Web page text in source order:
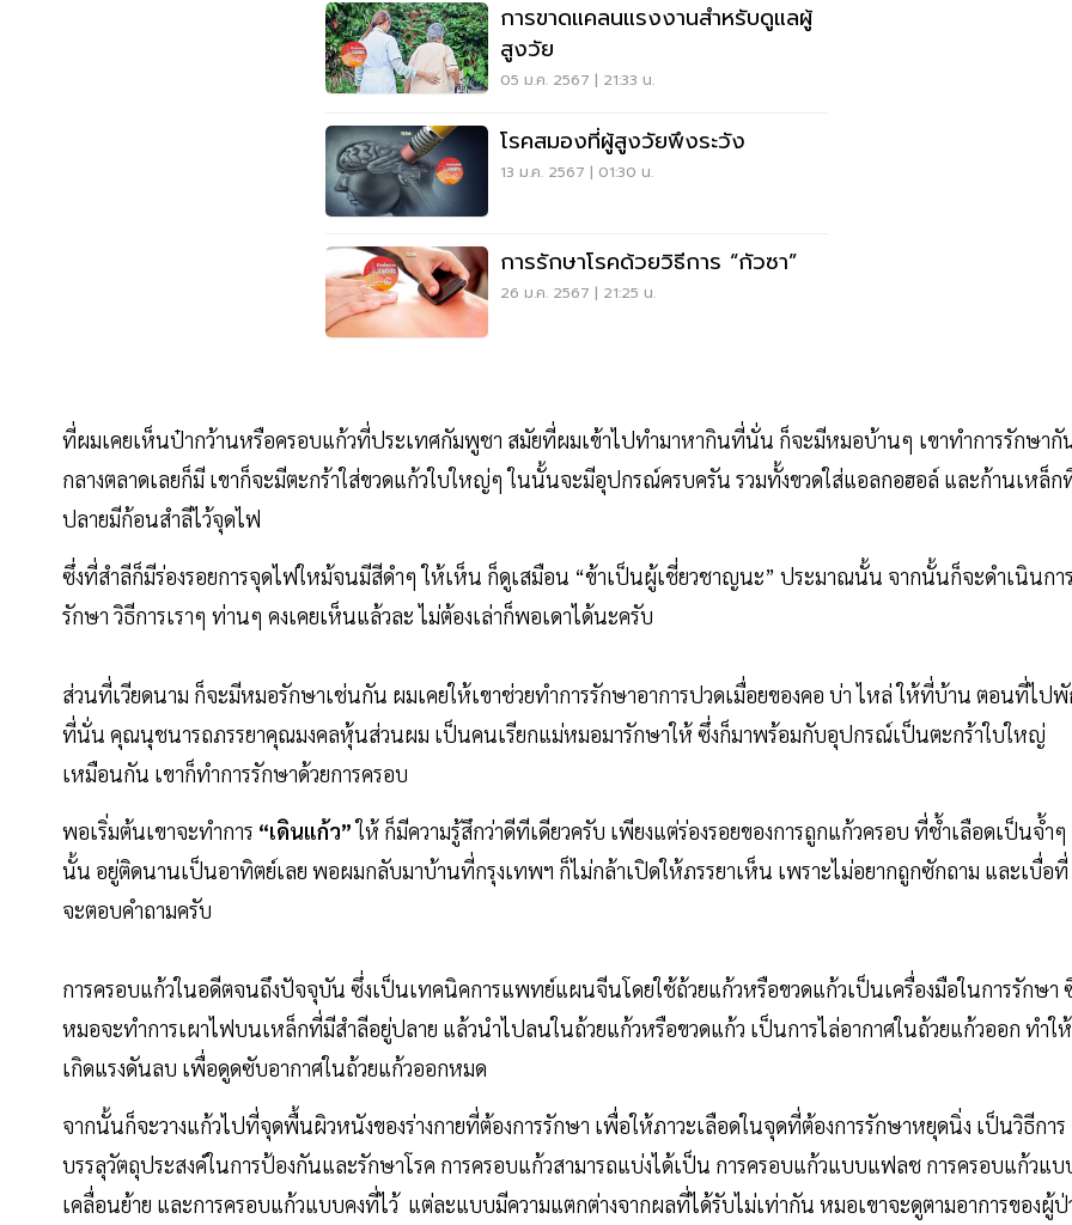
การขาดแคลนแรงงานสำหรับดูแลผู้
สูงวัย
05 ม.ค. 2567 | 21:33 น.
โรคสมองที่ผู้สูงวัยพึงระวัง
13 ม.ค. 2567 | 01:30 น.
การรักษาโรคด้วยวิธีการ “กัวซา”
26 ม.ค. 2567 | 21:25 น.
ที่ผมเคยเห็นป๋ากว้านหรือครอบแก้วที่ประเทศกัมพูชา สมัยที่ผมเข้าไปทำมาหากินที่นั่น ก็จะมีหมอบ้านๆ เขาทำการรักษากั
กลางตลาดเลยก็มี เขาก็จะมีตะกร้าใส่ขวดแก้วใบใหญ่ๆ ในนั้นจะมีอุปกรณ์ครบครัน รวมทั้งขวดใส่แอลกอฮอล์ และก้านเหล็ก
ปลายมีก้อนสำลีไว้จุดไฟ
ซึ่งที่สำลีก็มีร่องรอยการจุดไฟใหม้จนมีสีดำๆ ให้เห็น ก็ดูเสมือน “ข้าเป็นผู้เชี่ยวชาญนะ” ประมาณนั้น จากนั้นก็จะดำเนินกา
รักษา วิธีการเราๆ ท่านๆ คงเคยเห็นแล้วละ ไม่ต้องเล่าก็พอเดาได้นะครับ
ส่วนที่เวียดนาม ก็จะมีหมอรักษาเช่นกัน ผมเคยให้เขาช่วยทำการรักษาอาการปวดเมื่อยของคอ บ่า ไหล่ ให้ที่บ้าน ตอนที่ไป
ที่นั่น คุณนุชนารถภรรยาคุณมงคลหุ้นส่วนผม เป็นคนเรียกแม่หมอมารักษาให้ ซึ่งก็มาพร้อมกับอุปกรณ์เป็นตะกร้าใบใหญ่
เหมือนกัน เขาก็ทำการรักษาด้วยการครอบ
พอเริ่มต้นเขาจะทำการ “เดินแก้ว”ให้ ก็มีความรู้สึกว่าดีทีเดียวครับ เพียงแต่ร่องรอยของการถูกแก้วครอบ ที่ช้ำเลือดเป็นจ้ำๆ
นั้น อยู่ติดนานเป็นอาทิตย์เลย พอผมกลับมาบ้านที่กรุงเทพฯ ก็ไม่กล้าเปิดให้ภรรยาเห็น เพราะไม่อยากถูกซักถาม และเบื่อที่
จะตอบคำถามครับ
การครอบแก้วในอดีตจนถึงปัจจุบัน ซึ่งเป็นเทคนิคการแพทย์แผนจีนโดยใช้ถ้วยแก้วหรือขวดแก้วเป็นเครื่องมือในการรักษา
หมอจะทำการเผาไฟบนเหล็กที่มีสำลีอยู่ปลาย แล้วนำไปลนในถ้วยแก้วหรือขวดแก้ว เป็นการไล่อากาศในถ้วยแก้วออก ทำให้
เกิดแรงดันลบ เพื่อดูดซับอากาศในถ้วยแก้วออกหมด
จากนั้นก็จะวางแก้วไปที่จุดพื้นผิวหนังของร่างกายที่ต้องการรักษา เพื่อให้ภาวะเลือดในจุดที่ต้องการรักษาหยุดนิ่ง เป็นวิธีการ
บรรลุวัตถุประสงค์ในการป้องกันและรักษาโรค การครอบแก้วสามารถแบ่งได้เป็น การครอบแก้วแบบแฟลช การครอบแก้วแบ
เคลื่อนย้าย และการครอบแก้วแบบคงที่ไว้ แต่ละแบบมีความแตกต่างจากผลที่ได้รับไม่เท่ากัน หมอเขาจะดูตามอาการของผู้ป่